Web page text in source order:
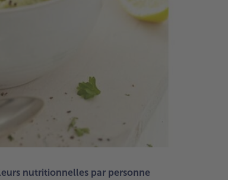
nutritionnelles par personne